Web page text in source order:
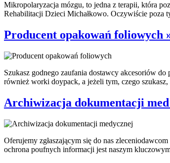
Mikropolaryzacja mózgu, to jedna z terapii, która
Rehabilitacji Dzieci Michałkowo. Oczywiście poza
Producent opakowań foliowych
Szukasz godnego zaufania dostawcy akcesoriów
również worki doypack, a jeżeli tym, czego
Archiwizacja dokumentacji med
Oferujemy zgłaszającym się do nas
ochrona poufnych informacji jest naszym